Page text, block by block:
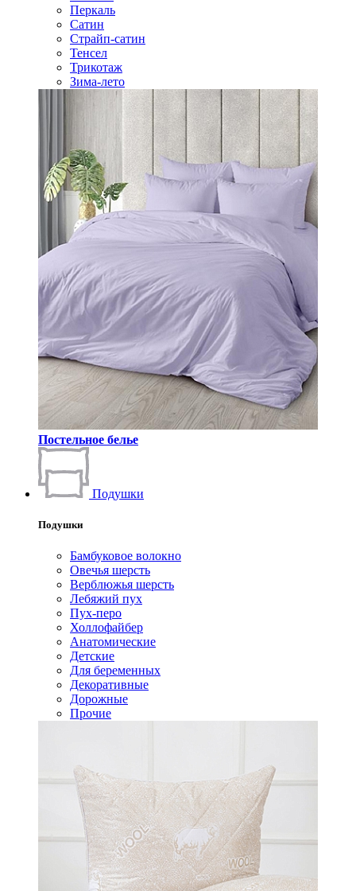
Перкаль
Сатин
Страйп-сатин
Тенсел
Трикотаж
Зима-лето
Постельное белье
Подушки
Подушки
Бамбуковое волокно
Овечья шерсть
Верблюжья шерсть
Лебяжий пух
Пух-перо
Холлофайбер
Анатомические
Детские
Для беременных
Декоративные
Дорожные
Прочие